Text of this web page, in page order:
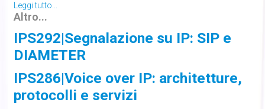
Leggi tutto...
Altro...
IPS292|Segnalazione su IP: SIP e
DIAMETER
IPS286|Voice over IP: architetture,
protocolli e servizi